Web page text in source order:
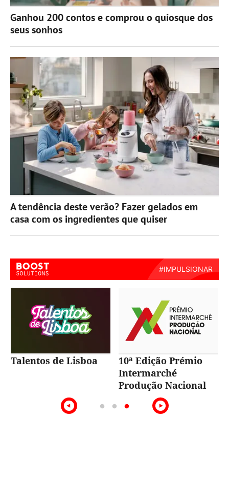
Ganhou 200 contos e comprou o quiosque dos
seus sonhos
A tendência deste verão? Fazer gelados em
casa com os ingredientes que quiser
Talentos de Lisboa
10ª Edição Prémio
Intermarché
Produção Nacional